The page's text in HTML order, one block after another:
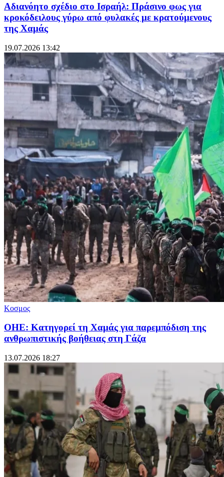
Αδιανόητο σχέδιο στο Ισραήλ: Πράσινο φως για
κροκόδειλους γύρω από φυλακές με κρατούμενους
της Χαμάς
19.07.2026 13:42
Κοσμος
ΟΗΕ: Κατηγορεί τη Χαμάς για παρεμπόδιση της
ανθρωπιστικής βοήθειας στη Γάζα
13.07.2026 18:27